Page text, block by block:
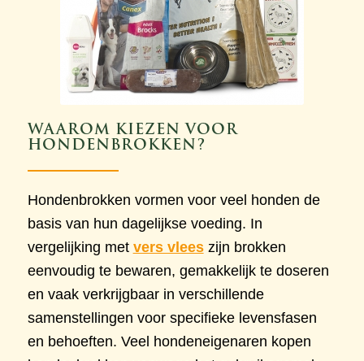
WAAROM KIEZEN VOOR
HONDENBROKKEN?
Hondenbrokken vormen voor veel honden de
basis van hun dagelijkse voeding. In
vergelijking met vers vleeszijn brokken
eenvoudig te bewaren, gemakkelijk te doseren
en vaak verkrijgbaar in verschillende
samenstellingen voor specifieke levensfasen
en behoeften. Veel hondeneigenaren kopen